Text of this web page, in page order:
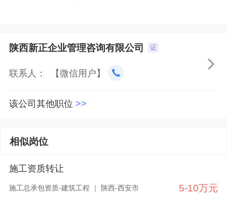
陕西新正企业管理咨询有限公司 证

联系人： 【微信用户】
该公司其他职位 >>
相似岗位
施工资质转让
施工总承包资质-建筑工程 ｜ 陕西-西安市 5-10万元